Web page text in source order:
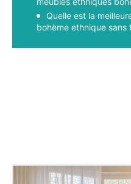
Quelle est la
bohème ethnique sans